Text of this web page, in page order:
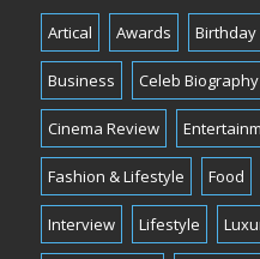
Artical Awards Birthday
Business Celeb Biography
Cinema Review
Fashion & Lifestyle Food
Interview Lifestyle